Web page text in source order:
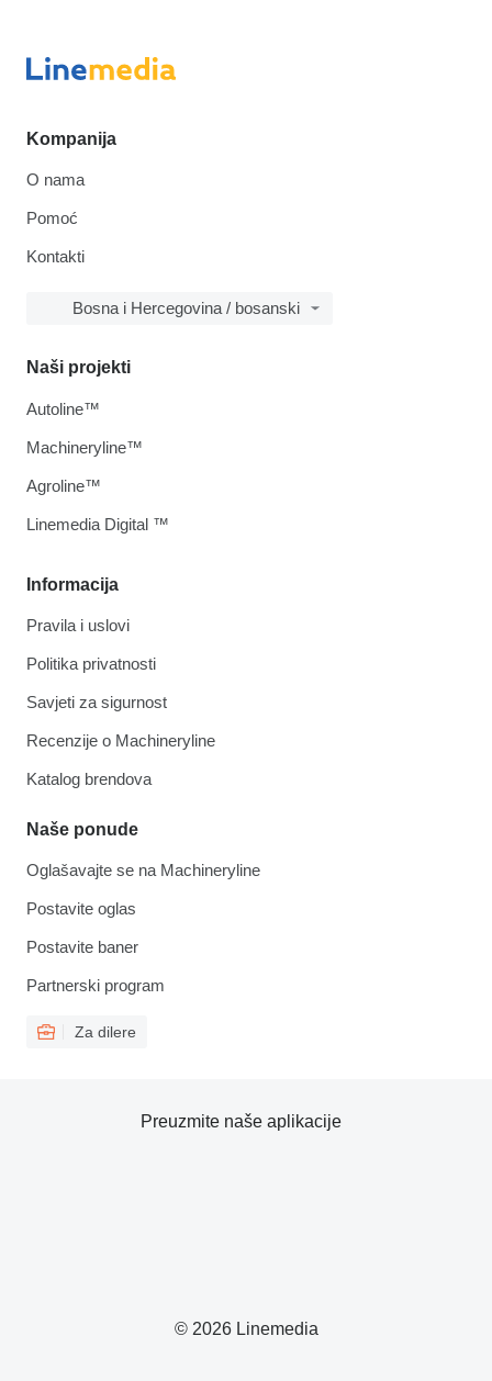
Kompanija
O nama
Pomoć
Kontakti
Bosna i Hercegovina / bosanski
Informacija
Pravila i uslovi
Politika privatnosti
Savjeti za sigurnost
Recenzije o Machineryline
Katalog brendova
Naše ponude
Oglašavajte se na Machineryline
Postavite oglas
Postavite baner
Partnerski program
Za dilere
Naši projekti
Autoline™
Machineryline™
Agroline™
Linemedia Digital ™
© 2026 Linemedia
Preuzmite naše aplikacije